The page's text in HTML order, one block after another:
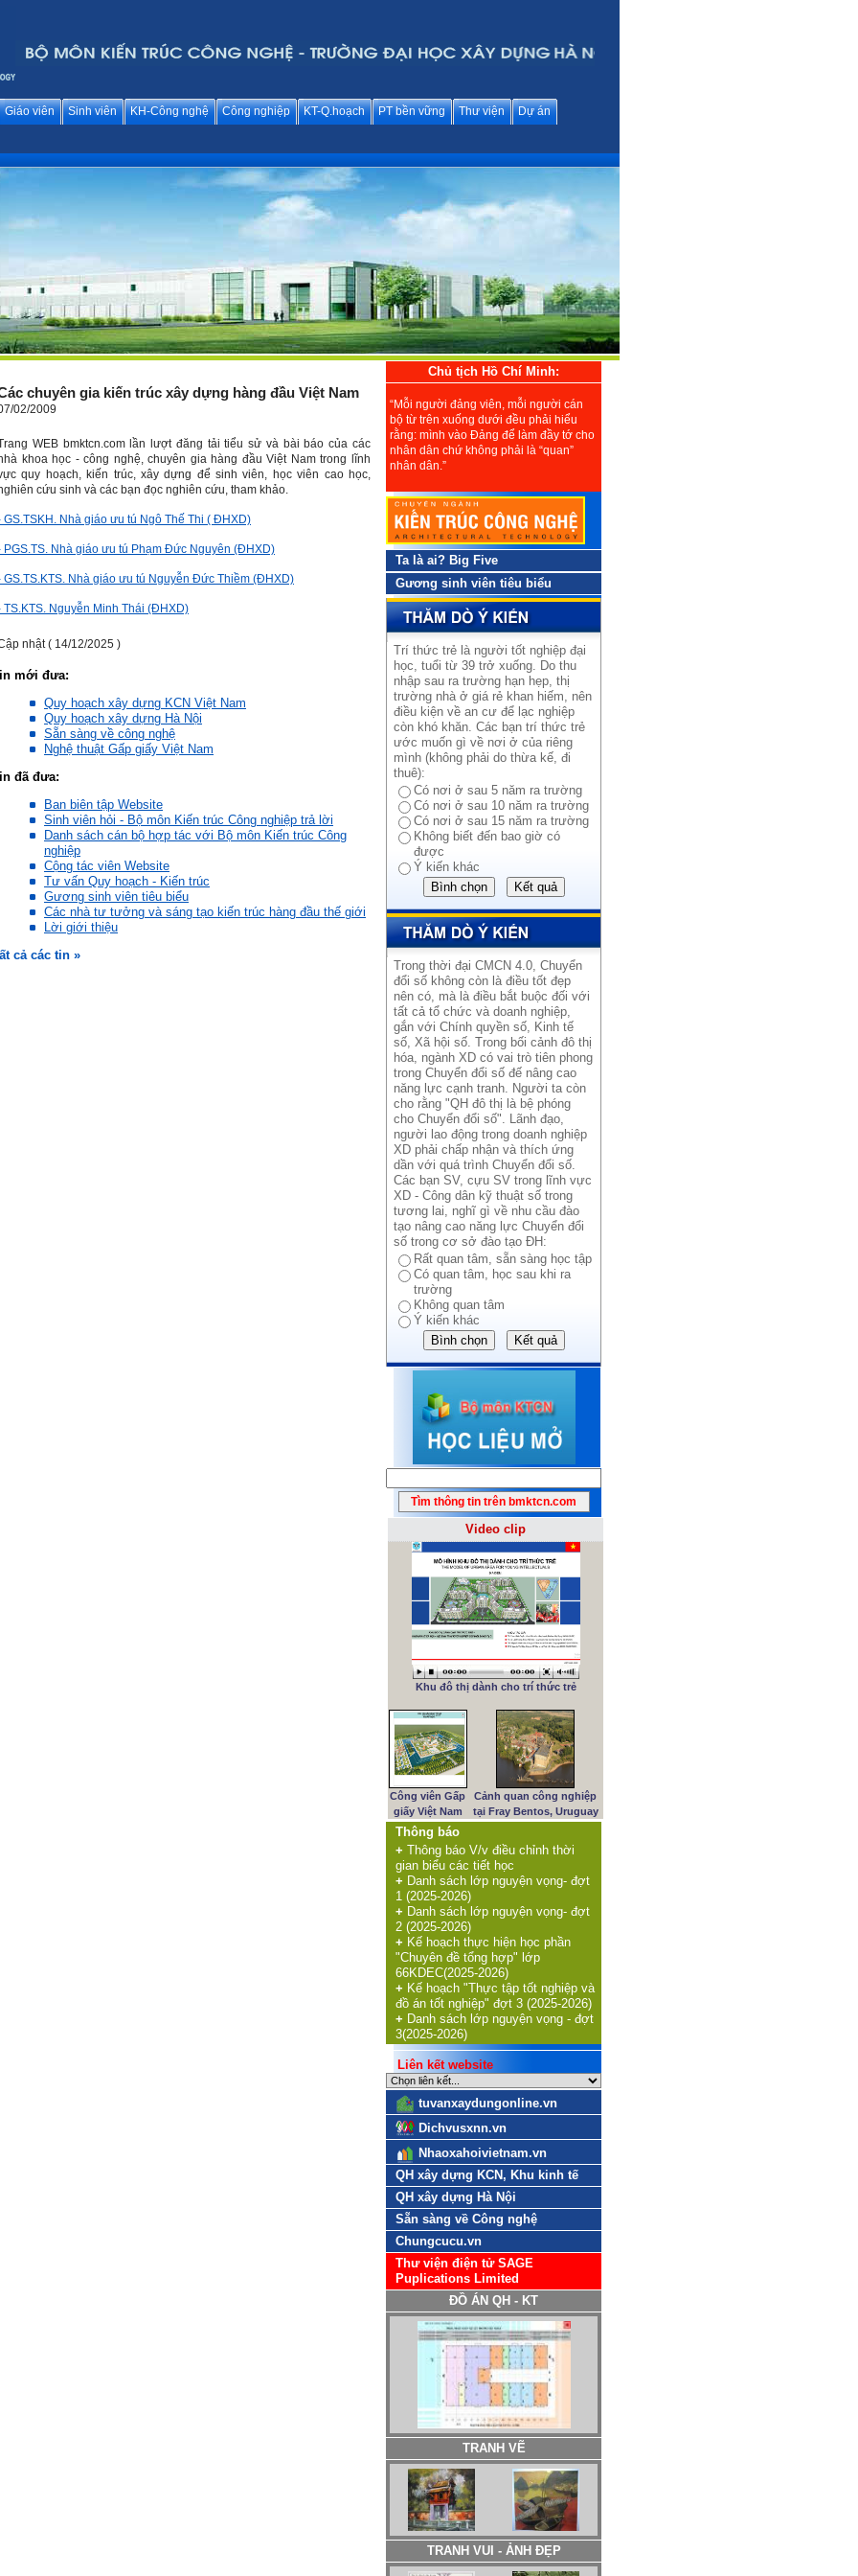
Giáo viên Sinh viên KH-Công nghệ Công nghiệp KT-Q.hoạch PT bền vững Thư viện Dự án
chuyên gia kiến trúc xây dựng hàng đầu Việt Nam
02/2009
WEB bmktcn.com lần lượt đăng tải tiểu sử và bài báo của các
khoa học - công nghệ, chuyên gia hàng đầu Việt Nam trong lĩnh
quy hoạch, kiến trúc, xây dựng để sinh viên, học viên cao học,
cứu sinh và các bạn đọc nghiên cứu, tham khảo.
GS.TSKH. Nhà giáo ưu tú Ngô Thế Thi ( ĐHXD)
PGS.TS. Nhà giáo ưu tú Phạm Đức Nguyên (ĐHXD)
GS.TS.KTS. Nhà giáo ưu tú Nguyễn Đức Thiềm (ĐHXD)
TS.KTS. Nguyễn Minh Thái (ĐHXD)
nhật ( 14/12/2025 )
mới đưa:
Quy hoạch xây dựng KCN Việt Nam
Quy hoạch xây dựng Hà Nội
Sẵn sàng về công nghệ
Nghệ thuật Gấp giấy Việt Nam
đã đưa:
Ban biên tập Website
Sinh viên hỏi - Bộ môn Kiến trúc Công nghiệp trả lời
Danh sách cán bộ hợp tác với Bộ môn Kiến trúc Công
nghiệp
Cộng tác viên Website
Tư vấn Quy hoạch - Kiến trúc
Gương sinh viên tiêu biểu
Các nhà tư tưởng và sáng tạo kiến trúc hàng đầu thế giới
Lời giới thiệu
cả các tin »
Chủ tịch Hồ Chí Minh:
“Mỗi người đảng viên, mỗi người cán
bộ từ trên xuống dưới đều phải hiểu
rằng: mình vào Đảng để làm đầy tớ cho
nhân dân chứ không phải là “quan”
nhân dân.”
Ta là ai? Big Five
Gương sinh viên tiêu biểu
Trí thức trẻ là người tốt nghiệp đại
học, tuổi từ 39 trở xuống. Do thu
nhập sau ra trường hạn hẹp, thị
trường nhà ở giá rẻ khan hiếm, nên
điều kiện về an cư để lạc nghiệp
còn khó khăn. Các bạn trí thức trẻ
ước muốn gì về nơi ở của riêng
mình (không phải do thừa kế, đi
thuê):
Có nơi ở sau 5 năm ra trường
Có nơi ở sau 10 năm ra trường
Có nơi ở sau 15 năm ra trường
Không biết đến bao giờ có
được
Ý kiến khác
Trong thời đại CMCN 4.0, Chuyển
đổi số không còn là điều tốt đẹp
nên có, mà là điều bắt buộc đối với
tất cả tổ chức và doanh nghiệp,
gắn với Chính quyền số, Kinh tế
số, Xã hội số. Trong bối cảnh đô thị
hóa, ngành XD có vai trò tiên phong
trong Chuyển đổi số đế nâng cao
năng lực cạnh tranh. Người ta còn
cho rằng "QH đô thị là bệ phóng
cho Chuyển đổi số". Lãnh đạo,
người lao động trong doanh nghiệp
XD phải chấp nhận và thích ứng
dần với quá trình Chuyển đổi số.
Các bạn SV, cựu SV trong lĩnh vực
XD - Công dân kỹ thuật số trong
tương lai, nghĩ gì về nhu cầu đào
tạo nâng cao năng lực Chuyển đổi
số trong cơ sở đào tạo ĐH:
Rất quan tâm, sẵn sàng học tập
Có quan tâm, học sau khi ra
trường
Không quan tâm
Ý kiến khác
Video clip
Khu đô thị dành cho trí thức trẻ
Công viên Gấp
giấy Việt Nam
Cảnh quan công nghiệp
tại Fray Bentos, Uruguay
Thông báo
+ Thông báo V/v điều chỉnh thời
gian biểu các tiết học
+ Danh sách lớp nguyện vọng- đợt
1 (2025-2026)
+ Danh sách lớp nguyện vọng- đợt
2 (2025-2026)
+ Kế hoạch thực hiện học phần
"Chuyên đề tổng hợp" lớp
66KDEC(2025-2026)
+ Kế hoạch "Thực tập tốt nghiệp và
đồ án tốt nghiệp" đợt 3 (2025-2026)
+ Danh sách lớp nguyện vọng - đợt
3(2025-2026)
Liên kết website
tuvanxaydungonline.vn
Dichvusxnn.vn
Nhaoxahoivietnam.vn
QH xây dựng KCN, Khu kinh tế
QH xây dựng Hà Nội
Sẵn sàng về Công nghệ
Chungcucu.vn
Thư viện điện tử SAGE
Puplications Limited
ĐỒ ÁN QH - KT
TRANH VẼ
TRANH VUI - ẢNH ĐẸP